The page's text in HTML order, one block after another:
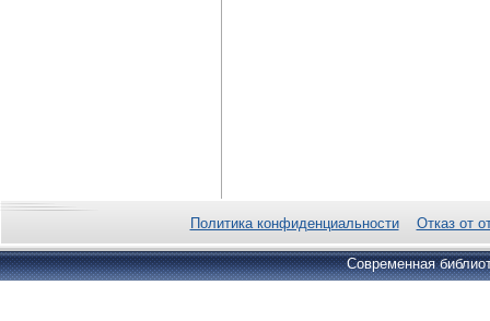
Политика конфиденциальности Отказ от
Современная